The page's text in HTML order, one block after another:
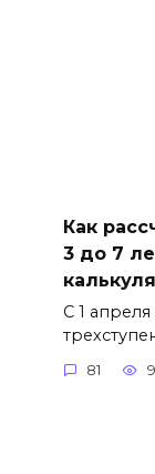
Как
3 до 7
С 1
81